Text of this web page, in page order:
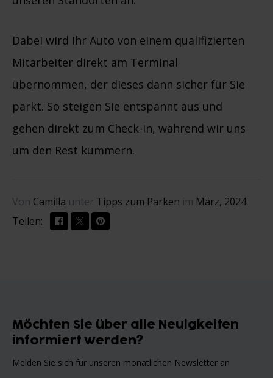
Dabei wird Ihr Auto von einem qualifizierten
Mitarbeiter direkt am Terminal
übernommen, der dieses dann sicher für Sie
parkt. So steigen Sie entspannt aus und
gehen direkt zum Check-in, während wir uns
um den Rest kümmern.
Von Camilla unter Tipps zum Parken im März, 2024
Teilen:
Möchten Sie über alle Neuigkeiten
informiert werden?
Melden Sie sich für unseren monatlichen Newsletter an